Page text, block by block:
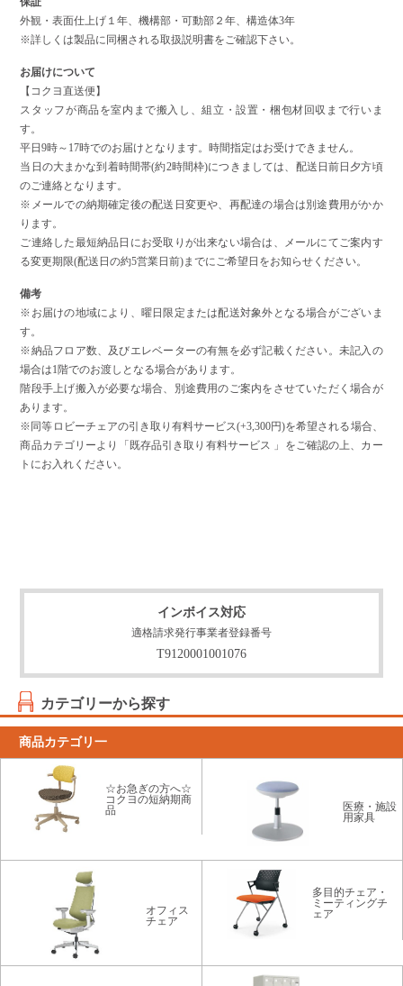
外観・表面仕上げ１年、機構部・可動部２年、構造体3年
※詳しくは製品に同梱される取扱説明書をご確認下さい。
お届けについて
【コクヨ直送便】
スタッフが商品を室内まで搬入し、組立・設置・梱包材回収まで行いま
す。
平日9時～17時でのお届けとなります。時間指定はお受けできません。
当日の大まかな到着時間帯(約2時間枠)につきましては、配送日前日夕方頃
のご連絡となります。
※メールでの納期確定後の配送日変更や、再配達の場合は別途費用がかか
ります。
ご連絡した最短納品日にお受取りが出来ない場合は、メールにてご案内す
る変更期限(配送日の約5営業日前)までにご希望日をお知らせください。
備考
※お届けの地域により、曜日限定または配送対象外となる場合がございま
す。
※納品フロア数、及びエレベーターの有無を必ず記載ください。未記入の
場合は1階でのお渡しとなる場合があります。
階段手上げ搬入が必要な場合、別途費用のご案内をさせていただく場合が
あります。
※同等ロビーチェアの引き取り有料サービス(+3,300円)を希望される場合、
商品カテゴリーより「既存品引き取り有料サービス 」をご確認の上、カー
トにお入れください。
インボイス対応
適格請求発行事業者登録番号
T9120001001076
カテゴリーから探す
商品カテゴリ一
☆お急ぎの方へ☆
コクヨの短納期商
品
医療・施設
用家具
オフィス
チェア
多目的チェア・
ミーティングチ
ェア